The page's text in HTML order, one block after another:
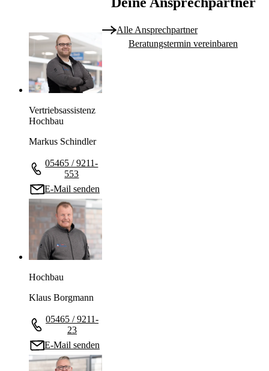
Vertriebsassistenz
Hochbau
Markus Schindler
05465 / 9211-
553
E-Mail senden
Hochbau
Klaus Borgmann
05465 / 9211-
23
E-Mail senden
Alle Ansprechpartner
Beratungstermin vereinbaren